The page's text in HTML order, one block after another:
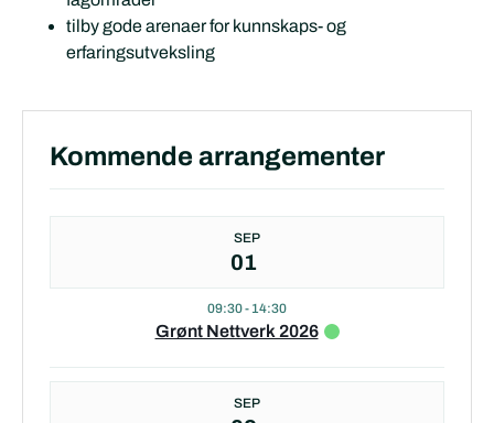
tilby gode arenaer for kunnskaps- og
erfaringsutveksling
Kommende arrangementer
01
SEP
09:30- 14:30
Grønt Nettverk 2026
SEP